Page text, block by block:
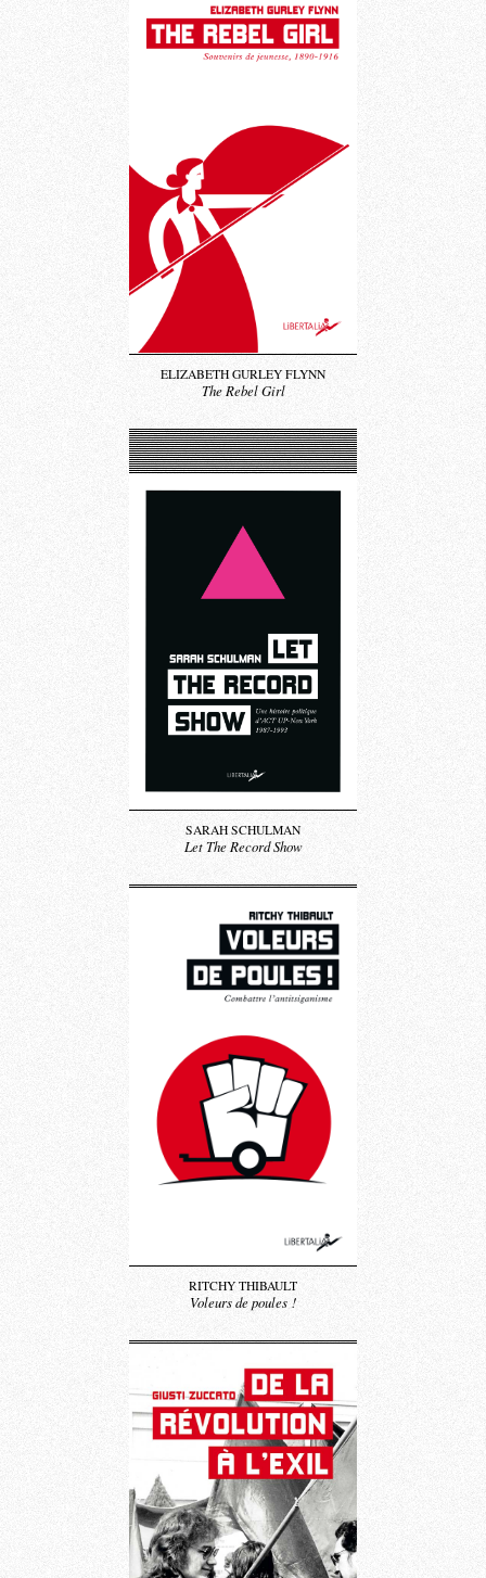
ELIZABETH GURLEY FLYNN
The Rebel Girl
SARAH SCHULMAN
Let The Record Show
RITCHY THIBAULT
Voleurs de poules !